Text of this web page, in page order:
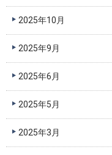
2025年10月
2025年9月
2025年6月
2025年5月
2025年3月